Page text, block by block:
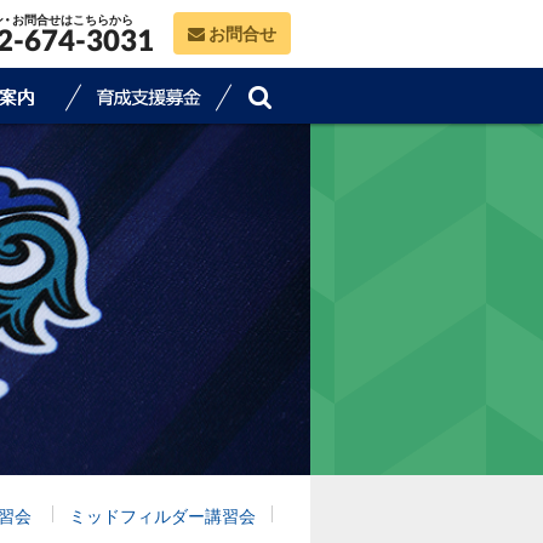
お問合せはこちらから
674-3031 お問合せ
会 ミッドフィルダー講習会